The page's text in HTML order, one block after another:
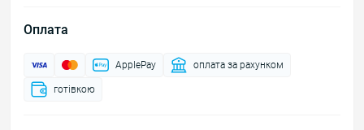
Оплата
ApplePay оплата за рахунком
готівкою